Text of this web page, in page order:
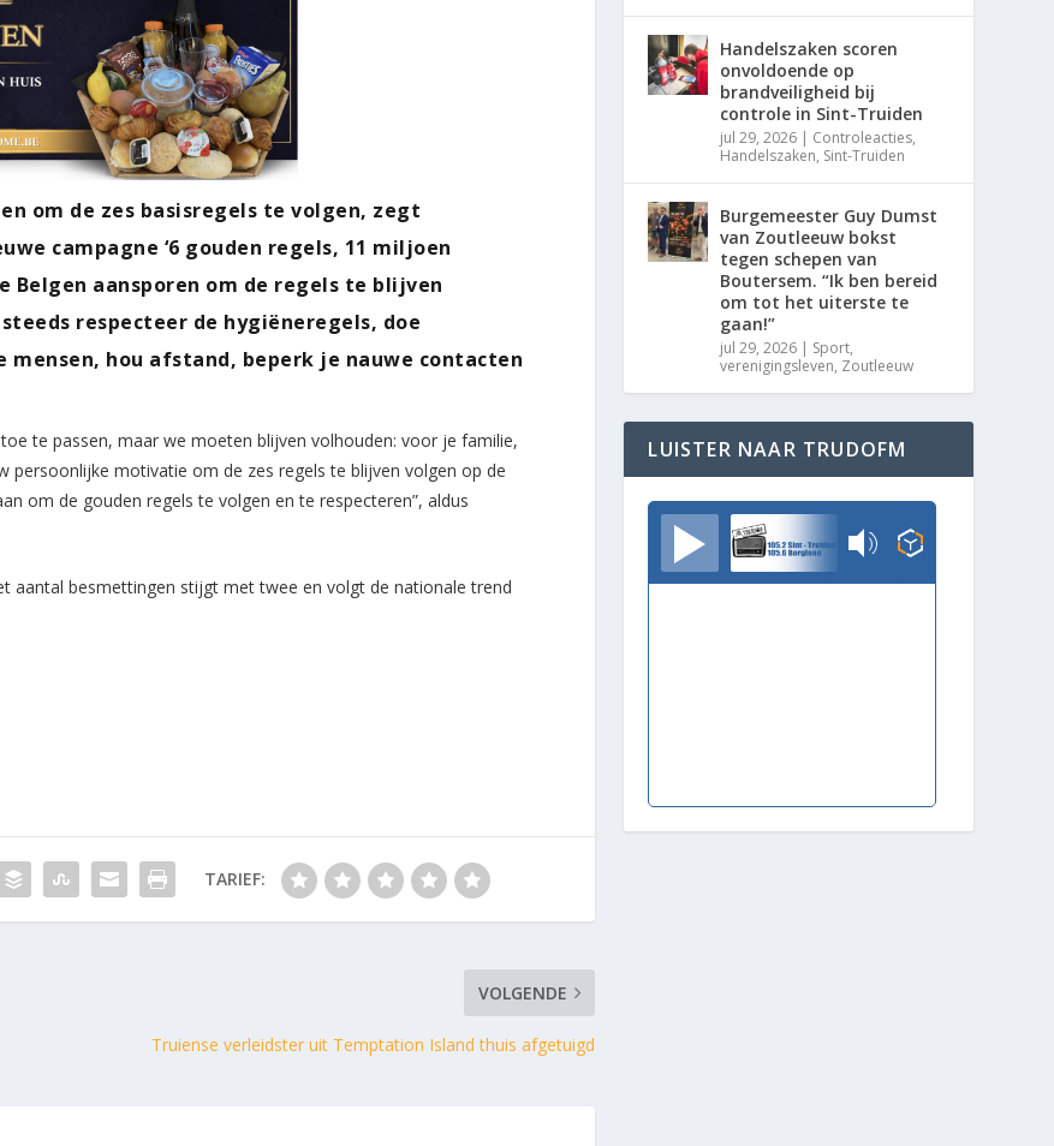
om de zes basisregels te volgen, zegt
campagne ‘6 gouden regels, 11 miljoen
Belgen aansporen om de regels te blijven
respecteer de hygiëneregels, doe
hou afstand, beperk je nauwe contacten
te passen, maar we moeten blijven volhouden: voor je familie,
persoonlijke motivatie om de zes regels te blijven volgen op de
om de gouden regels te volgen en te respecteren”, aldus
aantal besmettingen stijgt met twee en volgt de nationale trend
TARIEF:
VOLGENDE
Truiense verleidster uit Temptation Island thuis afgetuigd
Handelszaken scoren
onvoldoende op
brandveiligheid bij
controle in Sint-Truiden
jul 29, 2026 | Controleacties,
Handelszaken, Sint-Truiden
Burgemeester Guy Dumst
van Zoutleeuw bokst
tegen schepen van
Boutersem. “Ik ben bereid
om tot het uiterste te
gaan!”
jul 29, 2026 | Sport,
verenigingsleven, Zoutleeuw
LUISTER NAAR TRUDOFM
TrudoFM